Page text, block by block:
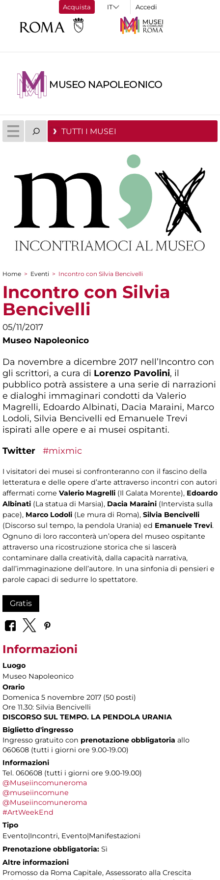
Acquista Accedi
MUSEO NAPOLEONICO
TUTTI I MUSEI
Tu sei qui
Home > Eventi > Incontro con Silvia Bencivelli
Incontro con Silvia
Bencivelli
05/11/2017
Museo Napoleonico
Da novembre a dicembre 2017 nell’Incontro con
gli scrittori, a cura di Lorenzo Pavolini, il
pubblico potrà assistere a una serie di narrazioni
e dialoghi immaginari condotti da Valerio
Magrelli, Edoardo Albinati, Dacia Maraini, Marco
Lodoli, Silvia Bencivelli ed Emanuele Trevi
ispirati alle opere e ai musei ospitanti.
Twitter #mixmic
I visitatori dei musei si confronteranno con il fascino della
letteratura e delle opere d’arte attraverso incontri con autori
affermati come Valerio Magrelli (Il Galata Morente), Edoardo
Albinati (La statua di Marsia), Dacia Maraini (Intervista sulla
pace), Marco Lodoli (Le mura di Roma), Silvia Bencivelli
(Discorso sul tempo, la pendola Urania) ed Emanuele Trevi.
Ognuno di loro racconterà un’opera del museo ospitante
attraverso una ricostruzione storica che si lascerà
contaminare dalla creatività, dalla capacità narrativa,
dall’immaginazione dell’autore. In una sinfonia di pensieri e
parole capaci di sedurre lo spettatore.
Gratis
Informazioni
Luogo
Museo Napoleonico
Orario
Domenica 5 novembre 2017 (50 posti)
Ore 11.30: Silvia Bencivelli
DISCORSO SUL TEMPO. LA PENDOLA URANIA
Biglietto d'ingresso
Ingresso gratuito con prenotazione obbligatoria allo
060608 (tutti i giorni ore 9.00-19.00)
Informazioni
Tel. 060608 (tutti i giorni ore 9.00-19.00)
@Museiincomuneroma
@museiincomune
@Museiincomuneroma
#ArtWeekEnd
Tipo
Evento|Incontri, Evento|Manifestazioni
Prenotazione obbligatoria: Sì
Altre informazioni
Promosso da Roma Capitale, Assessorato alla Crescita